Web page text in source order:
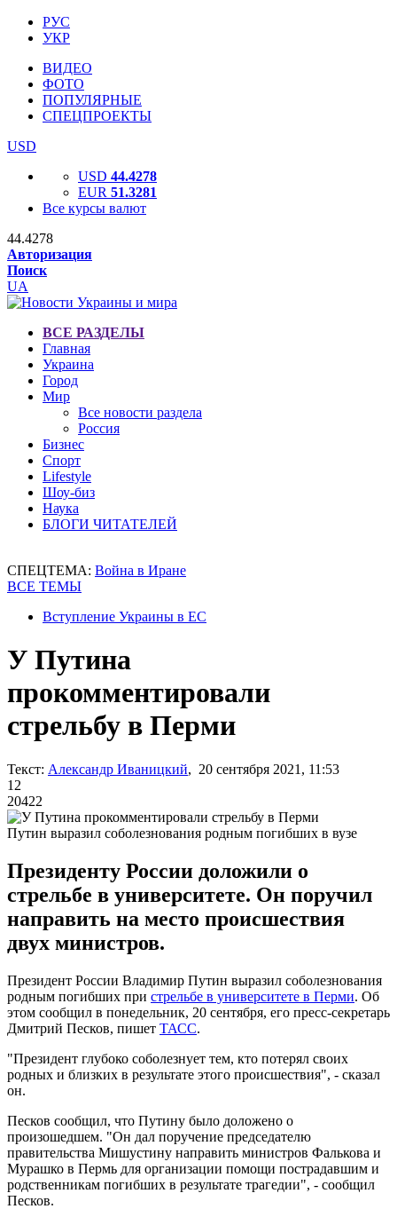
РУС
УКР
ВИДЕО
ФОТО
ПОПУЛЯРНЫЕ
СПЕЦПРОЕКТЫ
USD
USD 44.4278
EUR 51.3281
Все курсы валют
44.4278
Авторизация
Поиск
UA
ВСЕ РАЗДЕЛЫ
Главная
Украина
Город
Мир
Все новости раздела
Россия
Бизнес
Спорт
Lifestyle
Шоу-биз
Наука
БЛОГИ ЧИТАТЕЛЕЙ
СПЕЦТЕМА: Война в Иране
ВСЕ ТЕМЫ
Вступление Украины в ЕС
У Путина
прокомментировали
стрельбу в Перми
Текст: Александр Иваницкий, 20 сентября 2021, 11:53
12
20422
Путин выразил соболезнования родным погибших в вузе
Президенту России доложили о
стрельбе в университете. Он поручил
направить на место происшествия
двух министров.
Президент России Владимир Путин выразил соболезнования
родным погибших при стрельбе в университете в Перми. Об
этом сообщил в понедельник, 20 сентября, его пресс-секретарь
Дмитрий Песков, пишет ТАСС.
"Президент глубоко соболезнует тем, кто потерял своих
родных и близких в результате этого происшествия", - сказал
он.
Песков сообщил, что Путину было доложено о
произошедшем. "Он дал поручение председателю
правительства Мишустину направить министров Фалькова и
Мурашко в Пермь для организации помощи пострадавшим и
родственникам погибших в результате трагедии", - сообщил
Песков.